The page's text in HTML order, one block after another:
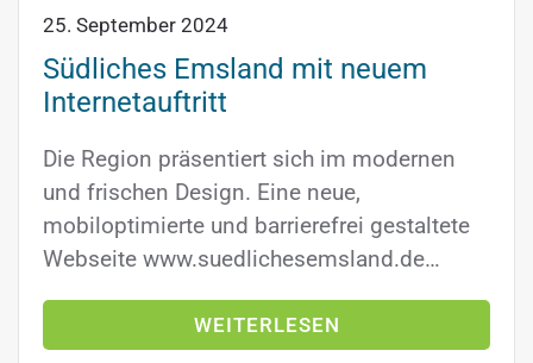
25. September 2024
Südliches Emsland mit neuem
Internetauftritt
Die Region präsentiert sich im modernen
und frischen Design. Eine neue,
mobiloptimierte und barrierefrei gestaltete
Webseite www.suedlichesemsland.de…
WEITERLESEN